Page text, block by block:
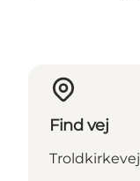
Find vej
Troldkirkevej